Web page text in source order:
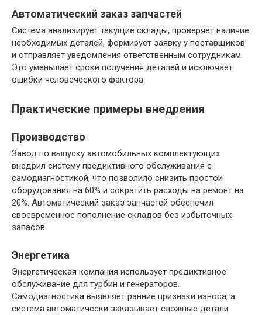
Автоматический заказ запчастей
Система анализирует текущие склады, проверяет наличие
необходимых деталей, формирует заявку у поставщиков
и отправляет уведомления ответственным сотрудникам.
Это уменьшает сроки получения деталей и исключает
ошибки человеческого фактора.
Практические примеры внедрения
Производство
Завод по выпуску автомобильных комплектующих
внедрил систему предиктивного обслуживания с
самодиагностикой, что позволило снизить простои
оборудования на 60% и сократить расходы на ремонт на
20%. Автоматический заказ запчастей обеспечил
своевременное пополнение складов без избыточных
запасов.
Энергетика
Энергетическая компания использует предиктивное
обслуживание для турбин и генераторов.
Самодиагностика выявляет ранние признаки износа, а
система автоматически заказывает сложные детали